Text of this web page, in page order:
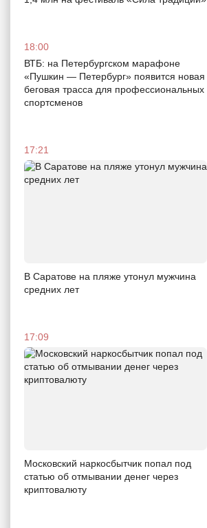
18:00
ВТБ: на Петербургском марафоне
«Пушкин — Петербург» появится новая
беговая трасса для профессиональных
спортсменов
17:21
В Саратове на пляже утонул мужчина
средних лет
17:09
Московский наркосбытчик попал под
статью об отмывании денег через
криптовалюту